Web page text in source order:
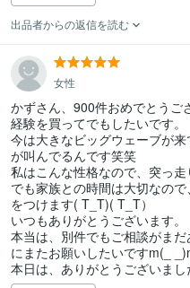
出品者からの返信を読む
女性
かずさん、900件おめでとうご
経験を買ってでもしたいです。
今は大きなビッグウェーブが
が叫んでるんです笑笑
私はこんな性格なので、突っ走
でも家族との時間は大切なの
をつけます( T_T)( T_T）
いつもありがとうございます。
本当は、別件でもご相談がま
にまたお願いしたいですm(_
本日は、ありがとうございまし